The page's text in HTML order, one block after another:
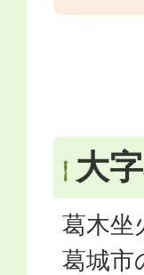
大
葛木坐
葛城市